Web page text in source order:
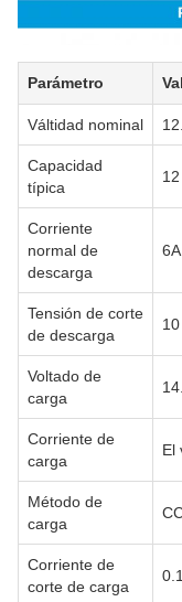
Parámetro
Válti­dad nominal
Capacidad
típica
Corriente
normal de
descarga
6A
Tensión de corte
de descarga
Voltado de
carga
Corriente de
carga
El
Método de
carga
Corriente de
corte de carga